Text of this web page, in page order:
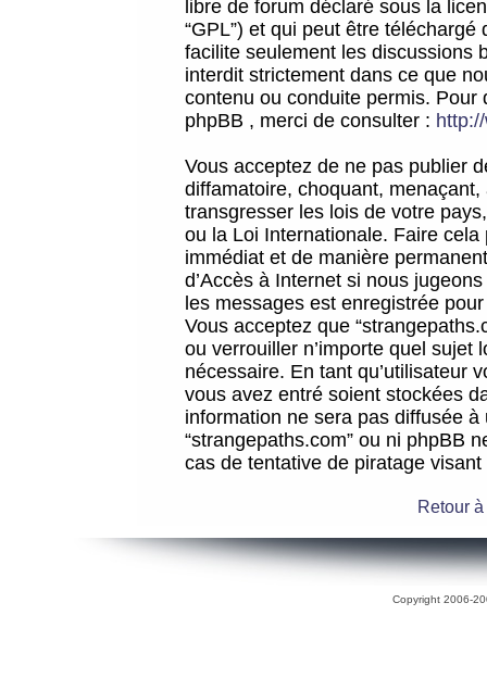
libre de forum déclaré sous la
“GPL”) et qui peut être téléchargé
facilite seulement les discussions
interdit strictement dans ce que
contenu ou conduite permis.
phpBB , merci de consulter :
Vous acceptez de ne pas publier
diffamatoire, choquant,
transgresser les lois de votre
ou la Loi Internationale. Faire
immédiat et de manière
d’Accès à Internet si nous
les messages est enregistrée
Vous acceptez que
ou verrouiller n’importe quel sujet
nécessaire. En tant qu’utilisateur
vous avez entré soient stockées
information ne sera pas diffusée
“strangepaths.com” ou ni phpBB
cas de tentative de piratage
Retour
Copyright 2006-